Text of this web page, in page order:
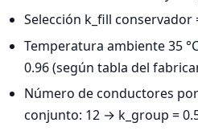
Selección k_fill conservador
Temperatura ambiente 35
0.96 (según tabla del
Número de conductores
conjunto: 12 → k_group =